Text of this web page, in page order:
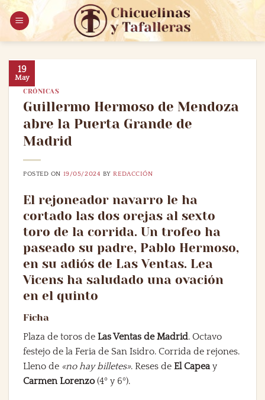
Saltar
contenido
19
May
CRÓNICAS
Guillermo Hermoso de Mendoza
abre la Puerta Grande de
Madrid
POSTED ON 19/05/2024 BYREDACCIÓN
El rejoneador navarro le ha
cortado las dos orejas al sexto
toro de la corrida. Un trofeo ha
paseado su padre, Pablo Hermoso,
en su adiós de Las Ventas. Lea
Vicens ha saludado una ovación
en el quinto
Ficha
Plaza de toros de Las Ventas de Madrid. Octavo
festejo de la Feria de San Isidro. Corrida de rejones.
Lleno de «no hay billetes». Reses de El Capeay
Carmen Lorenzo(4º y 6º).